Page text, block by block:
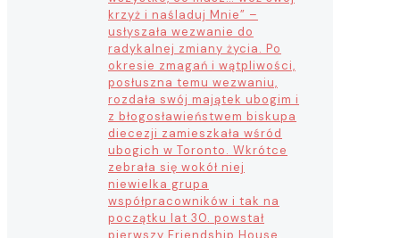
krzyż i naśladuj Mnie” –
usłyszała wezwanie do
radykalnej zmiany życia. Po
okresie zmagań i wątpliwości,
posłuszna temu wezwaniu,
rozdała swój majątek ubogim i
z błogosławieństwem biskupa
diecezji zamieszkała wśród
ubogich w Toronto. Wkrótce
zebrała się wokół niej
niewielka grupa
współpracowników i tak na
początku lat 30. powstał